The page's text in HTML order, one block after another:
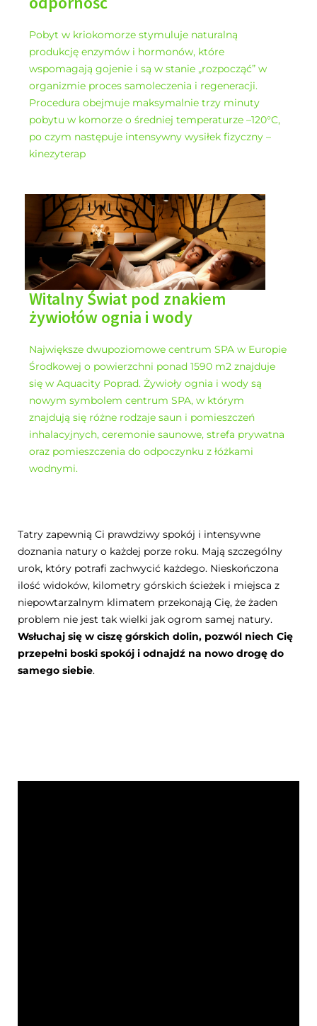
Pobyt w kriokomorze stymuluje naturalną
produkcję enzymów i hormonów, które
wspomagają gojenie i są w stanie „rozpocząć” w
organizmie proces samoleczenia i regeneracji.
Procedura obejmuje maksymalnie trzy minuty
pobytu w komorze o średniej temperaturze –120°C,
po czym następuje intensywny wysiłek fizyczny –
kinezyterap
Witalny Świat pod znakiem
żywiołów ognia i wody
Największe dwupoziomowe centrum SPA w Europie
Środkowej o powierzchni ponad 1590 m2 znajduje
się w Aquacity Poprad. Żywioły ognia i wody są
nowym symbolem centrum SPA, w którym
znajdują się różne rodzaje saun i pomieszczeń
inhalacyjnych, ceremonie saunowe, strefa prywatna
oraz pomieszczenia do odpoczynku z łóżkami
wodnymi.
Tatry zapewnią Ci prawdziwy spokój i intensywne
doznania natury o każdej porze roku. Mają szczególny
urok, który potrafi zachwycić każdego. Nieskończona
ilość widoków, kilometry górskich ścieżek i miejsca z
niepowtarzalnym klimatem przekonają Cię, że żaden
problem nie jest tak wielki jak ogrom samej natury.
Wsłuchaj się w ciszę górskich dolin, pozwól niech Cię
przepełni boski spokój i odnajdź na nowo drogę do
samego siebie.